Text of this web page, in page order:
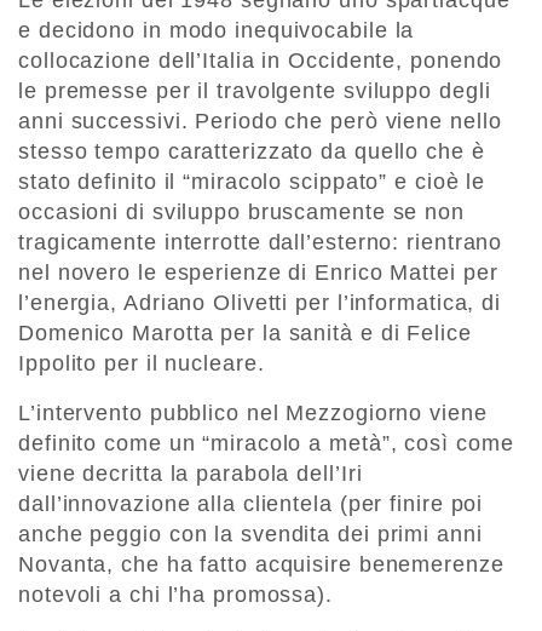
e decidono in modo inequivocabile la
collocazione dell’Italia in Occidente, ponendo
le premesse per il travolgente sviluppo degli
anni successivi. Periodo che però viene nello
stesso tempo caratterizzato da quello che è
stato definito il “miracolo scippato” e cioè le
occasioni di sviluppo bruscamente se non
tragicamente interrotte dall’esterno: rientrano
nel novero le esperienze di Enrico Mattei per
l’energia, Adriano Olivetti per l’informatica, di
Domenico Marotta per la sanità e di Felice
Ippolito per il nucleare.
L’intervento pubblico nel Mezzogiorno viene
definito come un “miracolo a metà”, così come
viene decritta la parabola dell’Iri
dall’innovazione alla clientela (per finire poi
anche peggio con la svendita dei primi anni
Novanta, che ha fatto acquisire benemerenze
notevoli a chi l’ha promossa).